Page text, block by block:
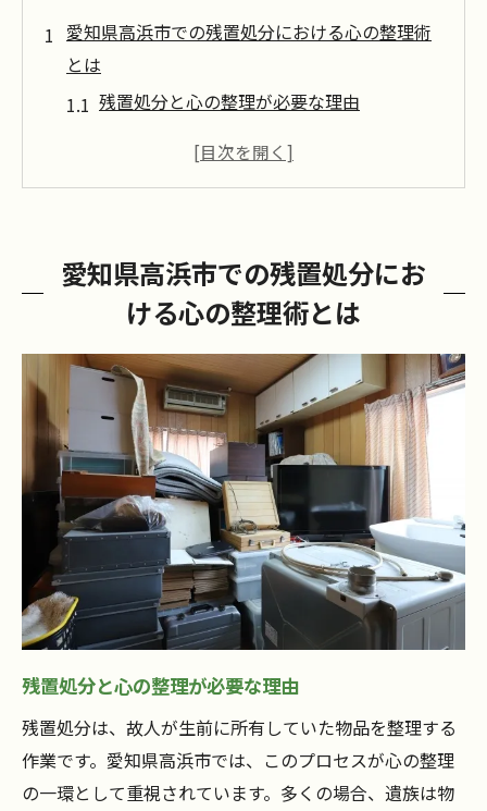
愛知県高浜市での残置処分における心の整理術
とは
残置処分と心の整理が必要な理由
心の整理術を取り入れた残置処分のプロセ
心の整理がもたらす新たな生活のスタート
専門家が教える心の整理術の実践例
プロが教える残置処分を通じた心の負担軽減法
心の負担を軽減するための初めの一歩
プロが用いる心の負担軽減テクニック
残置処分による心理的効果
心の負担を和らげるためのサポート体制
愛知県高浜市における実践的な軽減法
心の負担を減らすためのコミュニケーショ
ン
故人の思い出を大切にする残置処分の進め方
思い出を尊重した残置処分のアプローチ
故人の遺品から学ぶ心の整理の重要性
思い出を形に残すための工夫
家族との対話による思い出の整理
愛知県高浜市での残置処分にお
ける心の整理術とは
残置処分と心の整理が必要な理由
残置処分は、故人が生前に所有していた物品を整理する
作業です。愛知県高浜市では、このプロセスが心の整理
の一環として重視されています。多くの場合、遺族は物